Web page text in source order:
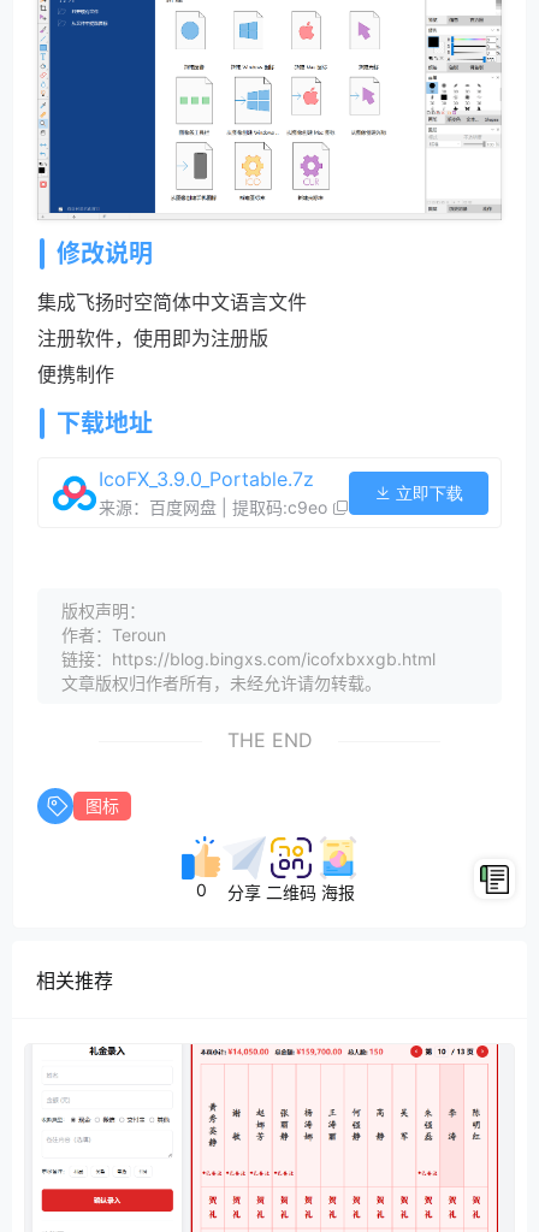
修改说明
集成飞扬时空简体中文语言文件
注册软件，使用即为注册版
便携制作
下载地址
IcoFX_3.9.0_Portable.7z
来源：百度网盘 | 提取码:c9eo
立即下载
版权声明：
作者：Teroun
链接：https://blog.bingxs.com/icofxbxxgb.html
文章版权归作者所有，未经允许请勿转载。
THE END
图标
0 分享 二维码 海报
相关推荐